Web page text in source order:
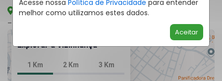
Acesse nossa Política de Privacidade para entender
melhor como utilizamos estes dados.
Aceitar
Rua Nossa Senhora De Nazaré, 632, Boa Vista
- Curitiba